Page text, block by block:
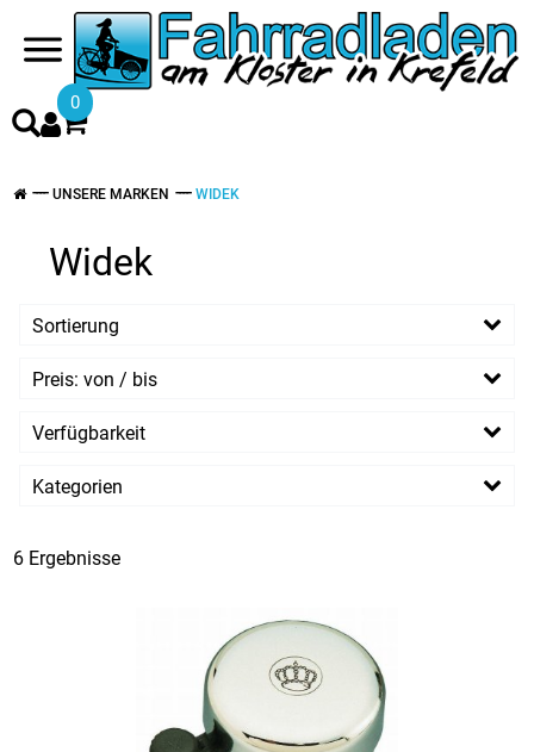
0
UNSERE MARKEN WIDEK
Widek
Sortierung
Preis: von / bis
EUR
Verfügbarkeit
Kategorien
6 Ergebnisse